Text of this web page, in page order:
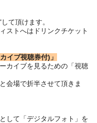
て頂けます。
ストへはドリンクチケット
イブ視聴券付)」
カイブを見るための「視聴
会場で折半させて頂きま
して「デジタルフォト」を